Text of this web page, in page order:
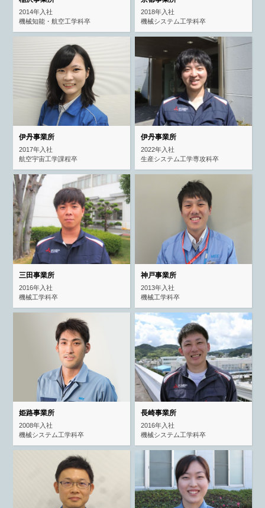
2014年入社
機械知能・航空工学科卒
2018年入社
機械システム工学科卒
伊丹事業所
2017年入社
航空宇宙工学課程卒
伊丹事業所
2022年入社
生産システム工学専攻科卒
三田事業所
2016年入社
機械工学科卒
神戸事業所
2013年入社
機械工学科卒
姫路事業所
2008年入社
機械システム工学科卒
長崎事業所
2016年入社
機械システム工学科卒